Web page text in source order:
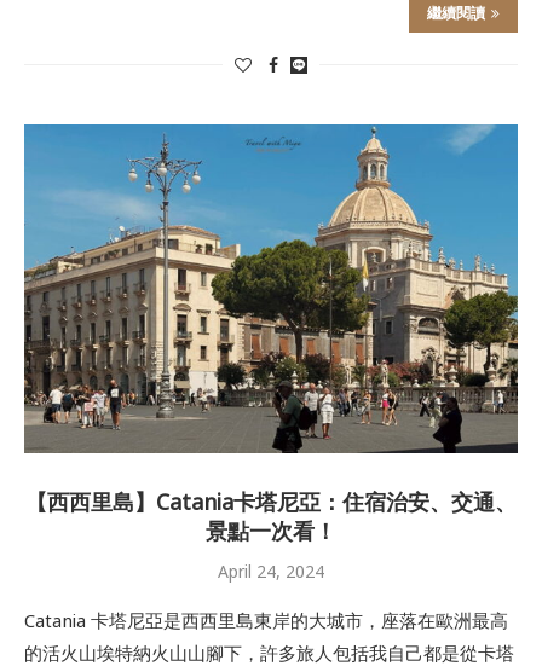
繼續閱讀
【西西里島】Catania卡塔尼亞：住宿治安、交通、
景點一次看！
April 24, 2024
Catania 卡塔尼亞是西西里島東岸的大城市，座落在歐洲最高
的活火山埃特納火山山腳下，許多旅人包括我自己都是從卡塔